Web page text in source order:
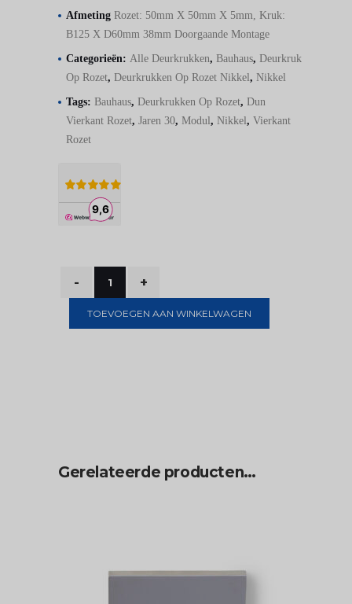
Afmeting Rozet: 50mm X 50mm X 5mm, Kruk:
B125 X D60mm 38mm Doorgaande Montage
Categorieën: Alle Deurkrukken, Bauhaus, Deurkruk
Op Rozet, Deurkrukken Op Rozet Nikkel, Nikkel
Tags: Bauhaus, Deurkrukken Op Rozet, Dun
Vierkant Rozet, Jaren 30, Modul, Nikkel, Vierkant
Rozet
TOEVOEGEN AAN WINKELWAGEN
Gerelateerde producten…